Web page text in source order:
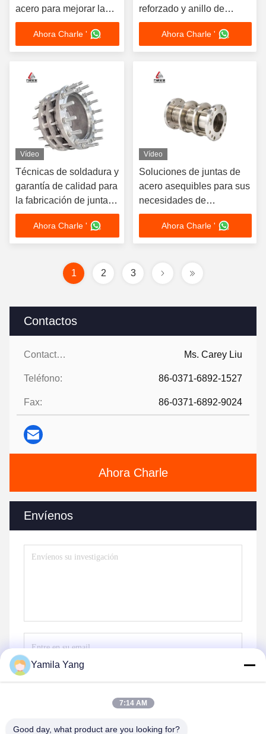
Contactos
Contactos: Ms. Carey Liu
Teléfono: 86-0371-6892-1527
Fax: 86-0371-6892-9024
Ahora Charle
Envíenos
Envíe
acero para mejorar la
integridad estructural
Ahora Charle '
reforzado y anillo de
sellado NBR
Ahora Charle '
Vídeo
Técnicas de soldadura y
garantía de calidad para
la fabricación de juntas
de acero
Ahora Charle '
Vídeo
Soluciones de juntas de
acero asequibles para sus
necesidades de
construcción
personalizadas
Ahora Charle '
1 2 3
Yamila Yang
7:14 AM
Good day, what product are you looking for?